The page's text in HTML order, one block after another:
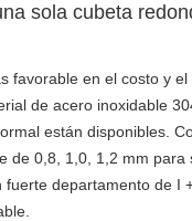
sola cubeta
favorable en el costo y
de acero inoxidable
están disponibles.
de 0,8, 1,0, 1,2 mm para
departamento de I